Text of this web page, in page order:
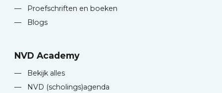
—
Proefschriften en boeken
—
Blogs
NVD Academy
—
Bekijk alles
—
NVD (scholings)agenda